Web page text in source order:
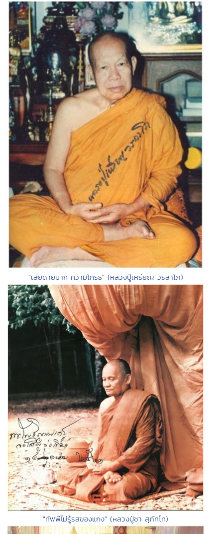
"เสียดายมาก ความโกรธ" (หลวงปู่เหรียญ วรลาโภ)
"ทัพพีไม่รู้รสของแกง" (หลวงปู่ชา สุภัทโท)